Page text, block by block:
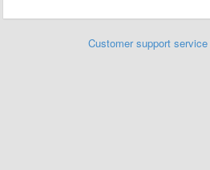
Customer support service